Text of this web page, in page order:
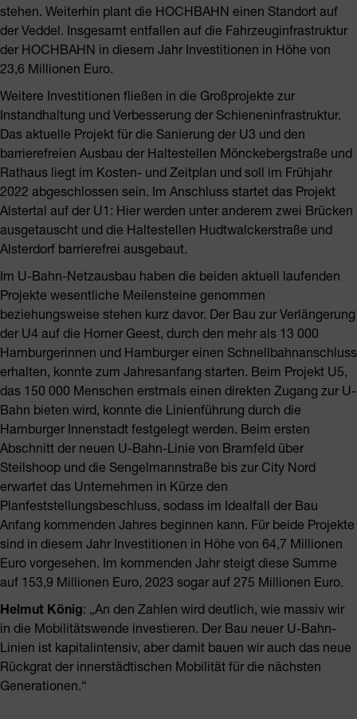
stehen. Weiterhin plant die HOCHBAHN einen Standort auf
der Veddel. Insgesamt entfallen auf die Fahrzeuginfrastruktur
der HOCHBAHN in diesem Jahr Investitionen in Höhe von
23,6 Millionen Euro.
Weitere Investitionen fließen in die Großprojekte zur
Instandhaltung und Verbesserung der Schieneninfrastruktur.
Das aktuelle Projekt für die Sanierung der U3 und den
barrierefreien Ausbau der Haltestellen Mönckebergstraße und
Rathaus liegt im Kosten- und Zeitplan und soll im Frühjahr
2022 abgeschlossen sein. Im Anschluss startet das Projekt
Alstertal auf der U1: Hier werden unter anderem zwei Brücken
ausgetauscht und die Haltestellen Hudtwalckerstraße und
Alsterdorf barrierefrei ausgebaut.
Im U-Bahn-Netzausbau haben die beiden aktuell laufenden
Projekte wesentliche Meilensteine genommen
beziehungsweise stehen kurz davor. Der Bau zur Verlängerung
der U4 auf die Horner Geest, durch den mehr als 13 000
Hamburgerinnen und Hamburger einen Schnellbahnanschluss
erhalten, konnte zum Jahresanfang starten. Beim Projekt U5,
das 150 000 Menschen erstmals einen direkten Zugang zur U-
Bahn bieten wird, konnte die Linienführung durch die
Hamburger Innenstadt festgelegt werden. Beim ersten
Abschnitt der neuen U-Bahn-Linie von Bramfeld über
Steilshoop und die Sengelmannstraße bis zur City Nord
erwartet das Unternehmen in Kürze den
Planfeststellungsbeschluss, sodass im Idealfall der Bau
Anfang kommenden Jahres beginnen kann. Für beide Projekte
sind in diesem Jahr Investitionen in Höhe von 64,7 Millionen
Euro vorgesehen. Im kommenden Jahr steigt diese Summe
auf 153,9 Millionen Euro, 2023 sogar auf 275 Millionen Euro.
Helmut König: „An den Zahlen wird deutlich, wie massiv wir
in die Mobilitätswende investieren. Der Bau neuer U-Bahn-
Linien ist kapitalintensiv, aber damit bauen wir auch das neue
Rückgrat der innerstädtischen Mobilität für die nächsten
Generationen.“